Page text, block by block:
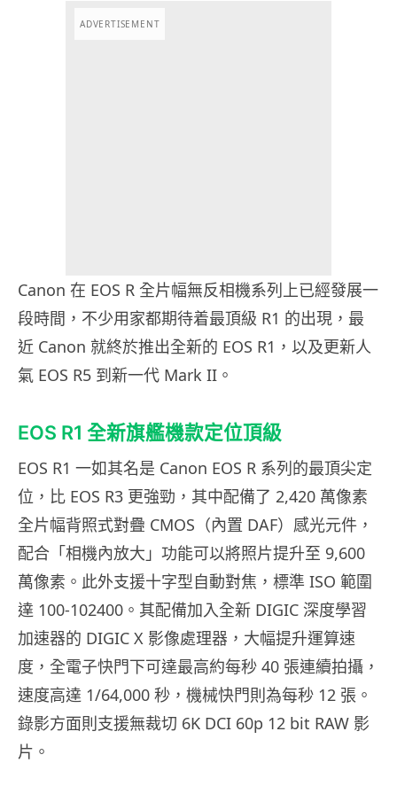
ADVERTISEMENT
Canon 在 EOS R 全片幅無反相機系列上已經發展一
段時間，不少用家都期待着最頂級 R1 的出現，最
近 Canon 就終於推出全新的 EOS R1，以及更新人
氣 EOS R5 到新一代 Mark II。
EOS R1 全新旗艦機款定位頂級
EOS R1 一如其名是 Canon EOS R 系列的最頂尖定
位，比 EOS R3 更強勁，其中配備了 2,420 萬像素
全片幅背照式對疊 CMOS（內置 DAF）感光元件，
配合「相機內放大」功能可以將照片提升至 9,600
萬像素。此外支援十字型自動對焦，標準 ISO 範圍
達 100-102400。其配備加入全新 DIGIC 深度學習
加速器的 DIGIC X 影像處理器，大幅提升運算速
度，全電子快門下可達最高約每秒 40 張連續拍攝，
速度高達 1/64,000 秒，機械快門則為每秒 12 張。
錄影方面則支援無裁切 6K DCI 60p 12 bit RAW 影
片。